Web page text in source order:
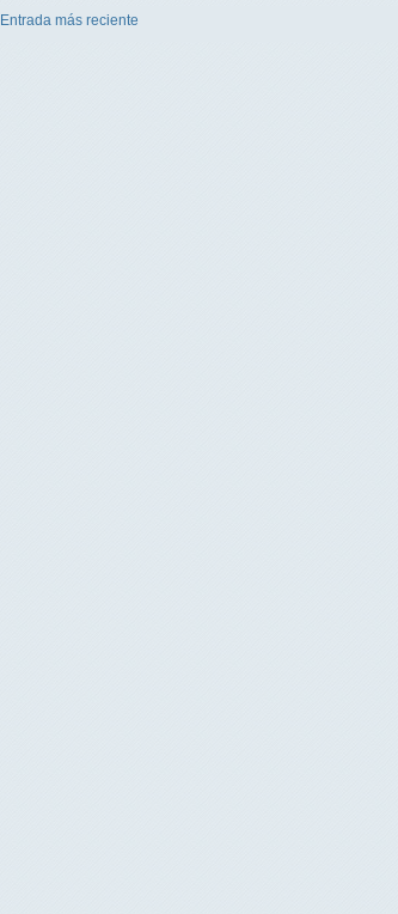
Entrada más reciente